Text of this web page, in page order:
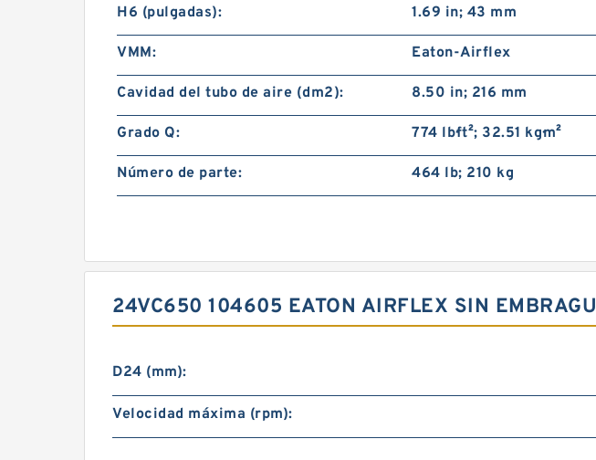
H6 (pulgadas): 1.69 in; 43 mm
VMM: Eaton-Airflex
Cavidad del tubo de aire (dm2): 8.50 in; 216 mm
Grado Q: 774 lb·ft²; 32.51 kg·m²
Número de parte: 464 lb; 210 kg
24VC650 104605 EATON AIRFLEX SIN
D24 (mm):
Velocidad máxima (rpm):